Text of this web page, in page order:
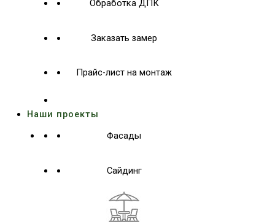
Обработка ДПК
Заказать замер
Прайс-лист на монтаж
Наши проекты
Фасады
Сайдинг